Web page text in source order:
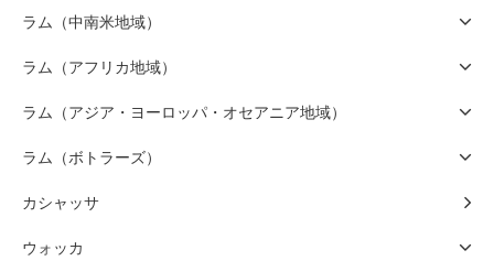
ラム（中南米地域）
ラム（アフリカ地域）
ラム（アジア・ヨーロッパ・オセアニア地域）
ラム（ボトラーズ）
カシャッサ
ウォッカ